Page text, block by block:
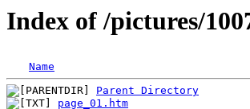
Index of /pictures/
Name
Parent Directory
page_01.htm